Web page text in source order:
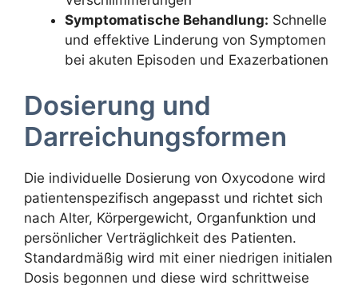
Symptomatische Behandlung: Schnelle
und effektive Linderung von Symptomen
bei akuten Episoden und Exazerbationen
Dosierung und
Darreichungsformen
Die individuelle Dosierung von Oxycodone wird
patientenspezifisch angepasst und richtet sich
nach Alter, Körpergewicht, Organfunktion und
persönlicher Verträglichkeit des Patienten.
Standardmäßig wird mit einer niedrigen initialen
Dosis begonnen und diese wird schrittweise